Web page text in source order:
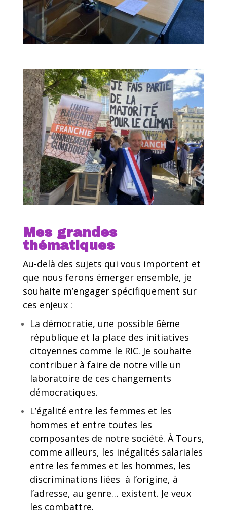
Mes grandes
thématiques
Au-delà des sujets qui vous importent et
que nous ferons émerger ensemble, je
souhaite m’engager spécifiquement sur
ces enjeux :
La démocratie, une possible 6ème
république et la place des initiatives
citoyennes comme le RIC. Je souhaite
contribuer à faire de notre ville un
laboratoire de ces changements
démocratiques.
L’égalité entre les femmes et les
hommes et entre toutes les
composantes de notre société. À Tours,
comme ailleurs, les inégalités salariales
entre les femmes et les hommes, les
discriminations liées à l’origine, à
l’adresse, au genre… existent. Je veux
les combattre.